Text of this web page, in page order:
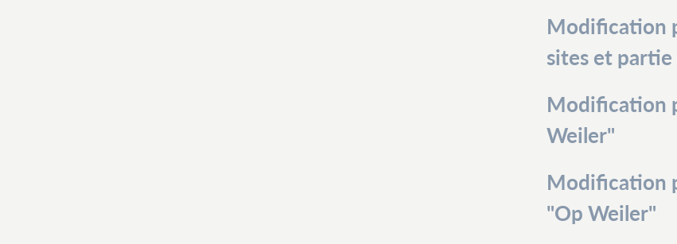
Modification
sites et
Modification
Weiler"
Modification
"Op Weiler"